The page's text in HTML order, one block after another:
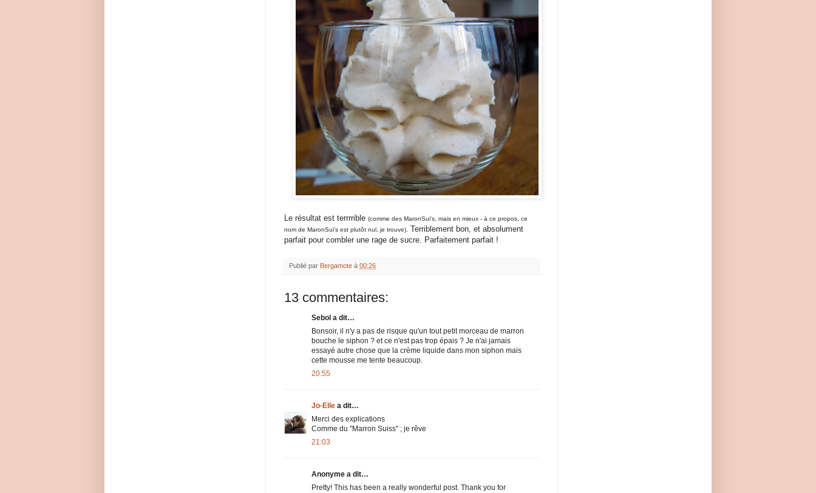
Le résultat est terrrrible (comme des MaronSui's, mais en mieux - à ce propos, ce
nom de MaronSui's est plutôt nul, je trouve).
Terriblement bon, et absolument
parfait pour combler une rage de sucre. Parfaitement parfait !
Publié par Bergamote à 00:26
13 commentaires:
Sebol a dit…
Bonsoir, il n'y a pas de risque qu'un tout petit morceau de marron
bouche le siphon ? et ce n'est pas trop épais ? Je n'ai jamais
essayé autre chose que la crème liquide dans mon siphon mais
cette mousse me tente beaucoup.
20:55
Jo-Elle a dit…
Merci des explications
Comme du "Marron Suiss" ; je rêve
21:03
Anonyme a dit…
Pretty! This has been a really wonderful post. Thank you for